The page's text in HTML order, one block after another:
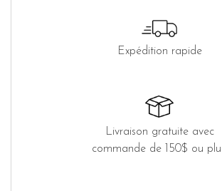
Expédition rapide
Livraison gratuite avec
commande de 150$ ou